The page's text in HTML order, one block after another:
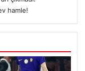
hamle!